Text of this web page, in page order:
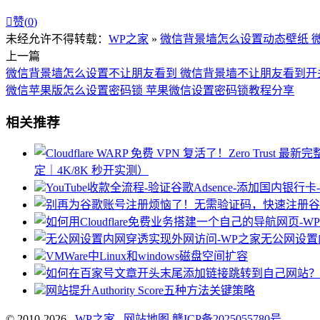
赞(0)
未经允许不得转载： WP之家 » 微信背景墙怎么设置动态壁纸
上一篇
微信背景墙怎么设置不让朋友看到 微信背景墙不让朋友看到
微信苹果版怎么设置密码锁 苹果微信设置密码锁教程分享
相关推荐
定｜4K/8K 秒开实测）
YouTube收款全流程-验证谷歌Adsence-添加国内银行
无公网设
VMWare中Linux和windows磁盘空间扩容
网站提升Authority Score五种方法关键策略